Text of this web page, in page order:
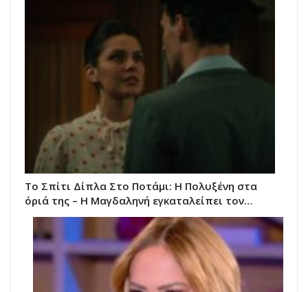
Το Σπίτι Δίπλα Στο Ποτάμι: Η Πολυξένη στα
όριά της – Η Μαγδαληνή εγκαταλείπει τον…